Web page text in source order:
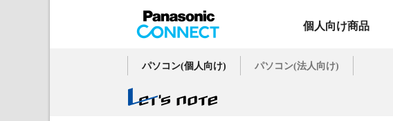
個人向け商品
パソコン(個人向け) パソコン(法人向け)